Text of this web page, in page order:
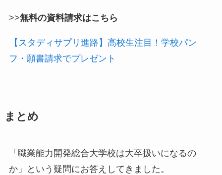
>>無料の資料請求はこちら
【スタディサプリ進路】高校生注目！学校パン
フ・願書請求でプレゼント
まとめ
「職業能力開発総合大学校は大卒扱いになるの
か」という疑問にお答えしてきました。